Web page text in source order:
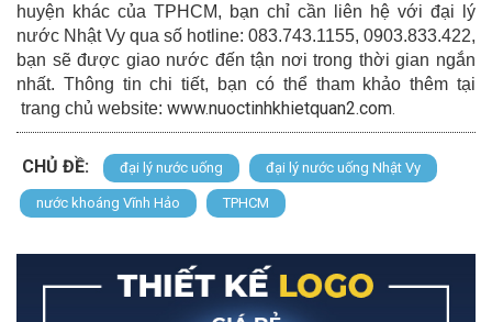
huyện khác của TPHCM, bạn chỉ cần liên hệ với đại lý
nước Nhật Vy qua số hotline: 083.743.1155, 0903.833.422,
bạn sẽ được giao nước đến tận nơi trong thời gian ngắn
nhất. Thông tin chi tiết, bạn có thể tham khảo thêm tại
trang chủ website: www.nuoctinhkhietquan2.com
CHỦ ĐỀ: đại lý nước uống đại lý nước uống Nhật Vy
nước khoáng Vĩnh Hảo TPHCM